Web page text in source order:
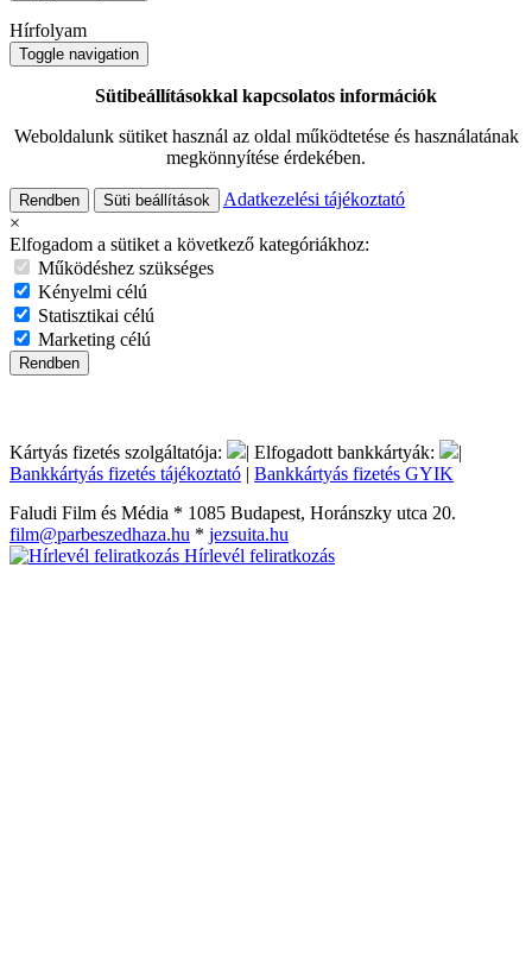
Hírfolyam
Toggle navigation
Sütibeállításokkal kapcsolatos információk
Weboldalunk sütiket használ az oldal működtetése és használatának
megkönnyítése érdekében.
Rendben Süti beállítások
Adatkezelési tájékoztató
×
Elfogadom a sütiket a következő kategóriákhoz:
Működéshez szükséges
Kényelmi célú
Statisztikai célú
Marketing célú
Rendben
Kártyás fizetés szolgáltatója: | Elfogadott bankkártyák:
|
Bankkártyás fizetés tájékoztató | Bankkártyás fizetés GYIK
Faludi Film és Média * 1085 Budapest, Horánszky utca 20.
film@parbeszedhaza.hu * jezsuita.hu
Hírlevél feliratkozás